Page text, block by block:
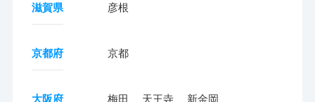
滋賀県 彦根
京都府 京都
大阪府 梅田 天王寺 新金岡